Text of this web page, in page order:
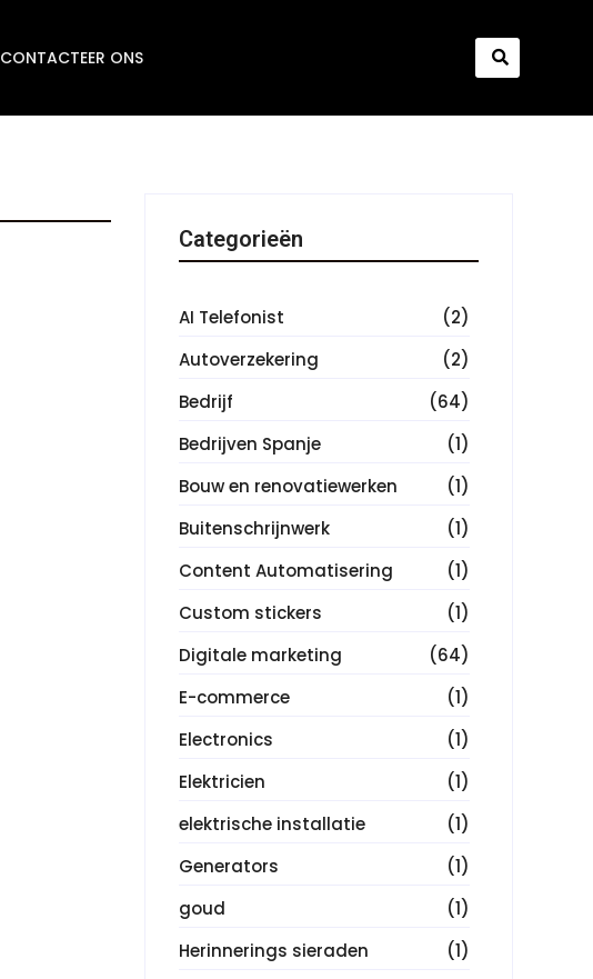
CONTACTEER ONS
Categorieën
AI Telefonist
(2)
Autoverzekering
(2)
Bedrijf
(64)
Bedrijven Spanje
(1)
Bouw en renovatiewerken
(1)
Buitenschrijnwerk
(1)
Content Automatisering
(1)
Custom stickers
(1)
Digitale marketing
(64)
E-commerce
(1)
Electronics
(1)
Elektricien
(1)
elektrische installatie
(1)
Generators
(1)
goud
(1)
Herinnerings sieraden
(1)